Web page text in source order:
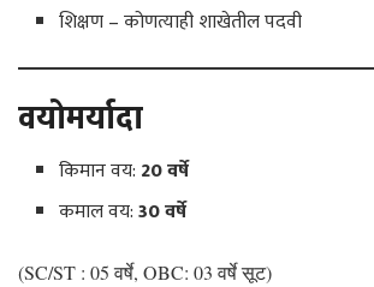
शिक्षण – कोणत्याही शाखेतील पदवी
वयोमर्यादा
किमान वय: 20 वर्षे
कमाल वय:30 वर्षे
(SC/ST : 05 वर्षे, OBC: 03 वर्षे सूट)